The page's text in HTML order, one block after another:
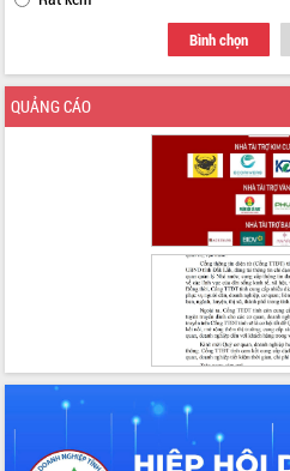
nhất, Quốc hội khóa XVI
Quyết liệt cải cách hành chính, khơi
thông nguồn lực phát triển
Nâng cao hiệu lực, hiệu quả HĐND
tỉnh thông qua hiện đại hóa hành chính
Xã Ea Phê gắn cải cách hành chính với
Phó Chủ tịch Thường trực UBND tỉnh
Hồ Thị Nguyên Thảo làm việc tại Trung
tâm Phục vụ hành chính công xã Ea
Xây dựng nền hành chính số đồng
hành cùng nông dân dân, doanh nghiệp
Giai đoạn 2026-2030, Đắk Lắk phấn
đấu có 77% xã đạt chuẩn nông thôn
Chuyển đổi số 'mở đường' cho nông
nghiệp Đắk Lắk tăng trưởng bứt phá
Bình chọn
QUẢNG CÁO